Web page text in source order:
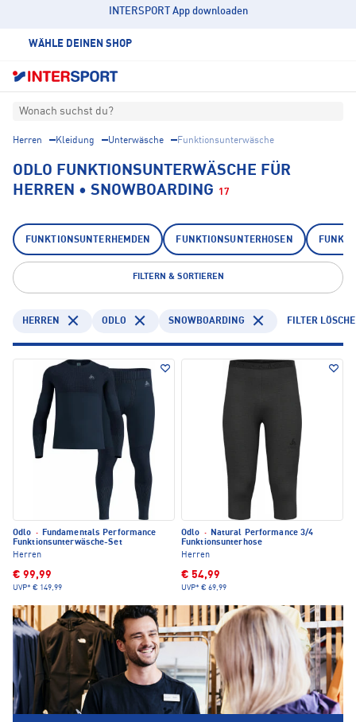
INTERSPORT App downloaden
WÄHLE DEINEN SHOP
Wonach suchst du?
Herren Kleidung Unterwäsche Funktionsunterwäsche
ODLO FUNKTIONSUNTERWÄSCHE FÜR
HERREN • SNOWBOARDING
17
FUNKTIONSUNTERHEMDEN FUNKTIONSUNTERHOSEN
FILTERN & SORTIEREN
HERREN ODLO SNOWBOARDING FILTER
Odlo ·
Fundamentals Performance
Funktionsunterwäsche-Set
Herren
€ 99,99
UVP* € 149,99
Odlo ·
Natural Performance 3/4
Funktionsunterhose
Herren
€ 54,99
UVP* € 69,99